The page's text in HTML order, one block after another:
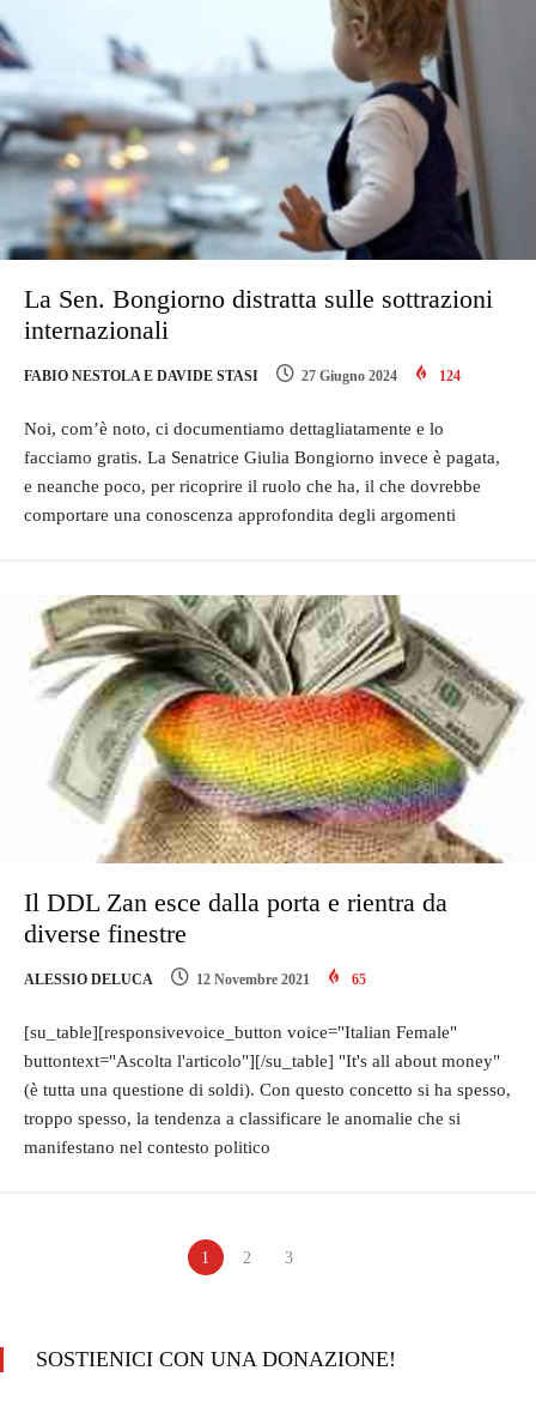
La Sen. Bongiorno distratta sulle sottrazioni
internazionali
FABIO NESTOLA E DAVIDE STASI 27 Giugno 2024 124
Noi, com’è noto, ci documentiamo dettagliatamente e lo
facciamo gratis. La Senatrice Giulia Bongiorno invece è pagata,
e neanche poco, per ricoprire il ruolo che ha, il che dovrebbe
comportare una conoscenza approfondita degli argomenti
Il DDL Zan esce dalla porta e rientra da
diverse finestre
ALESSIO DELUCA 12 Novembre 2021 65
[su_table][responsivevoice_button voice="Italian Female"
buttontext="Ascolta l'articolo"][/su_table] "It's all about money"
(è tutta una questione di soldi). Con questo concetto si ha spesso,
troppo spesso, la tendenza a classificare le anomalie che si
manifestano nel contesto politico
1 2 3
SOSTIENICI CON UNA DONAZIONE!